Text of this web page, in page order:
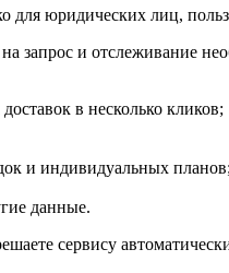
юридических лиц,
запрос и отслеживание
в несколько кликов;
и индивидуальных планов;
данные.
сервису